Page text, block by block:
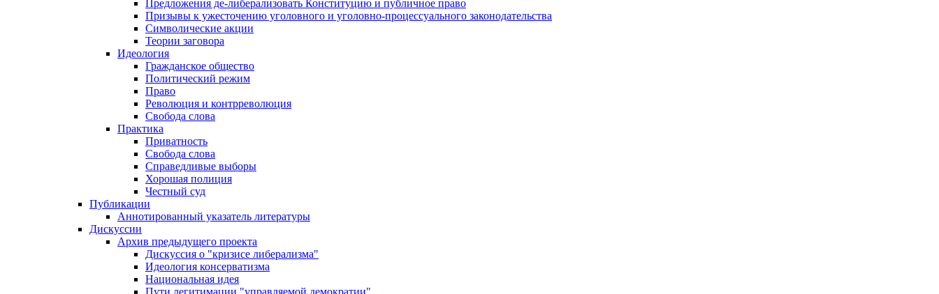
Предложения де-либерализовать Конституцию и публичное право
Призывы к ужесточению уголовного и уголовно-процессуального законодательства
Символические акции
Теории заговора
Идеология
Гражданское общество
Политический режим
Право
Революция и контрреволюция
Свобода слова
Практика
Приватность
Свобода слова
Справедливые выборы
Хорошая полиция
Честный суд
Публикации
Аннотированный указатель литературы
Дискуссии
Архив предыдущего проекта
Дискуссия о "кризисе либерализма"
Идеология консерватизма
Национальная идея